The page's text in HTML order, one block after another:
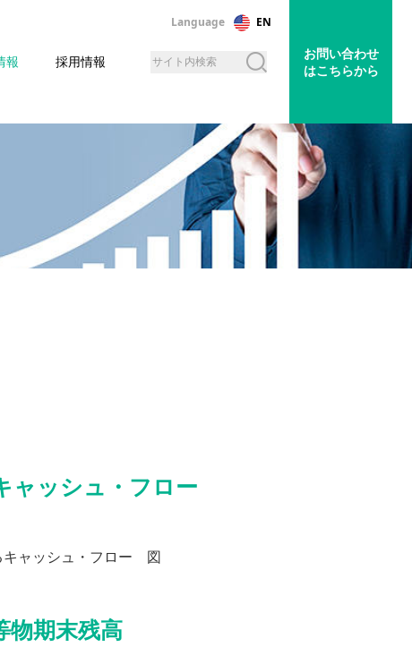
報 採用情報
Language EN
お問い合わせ
はこちらから
ャッシュ・フロー
物期末残高